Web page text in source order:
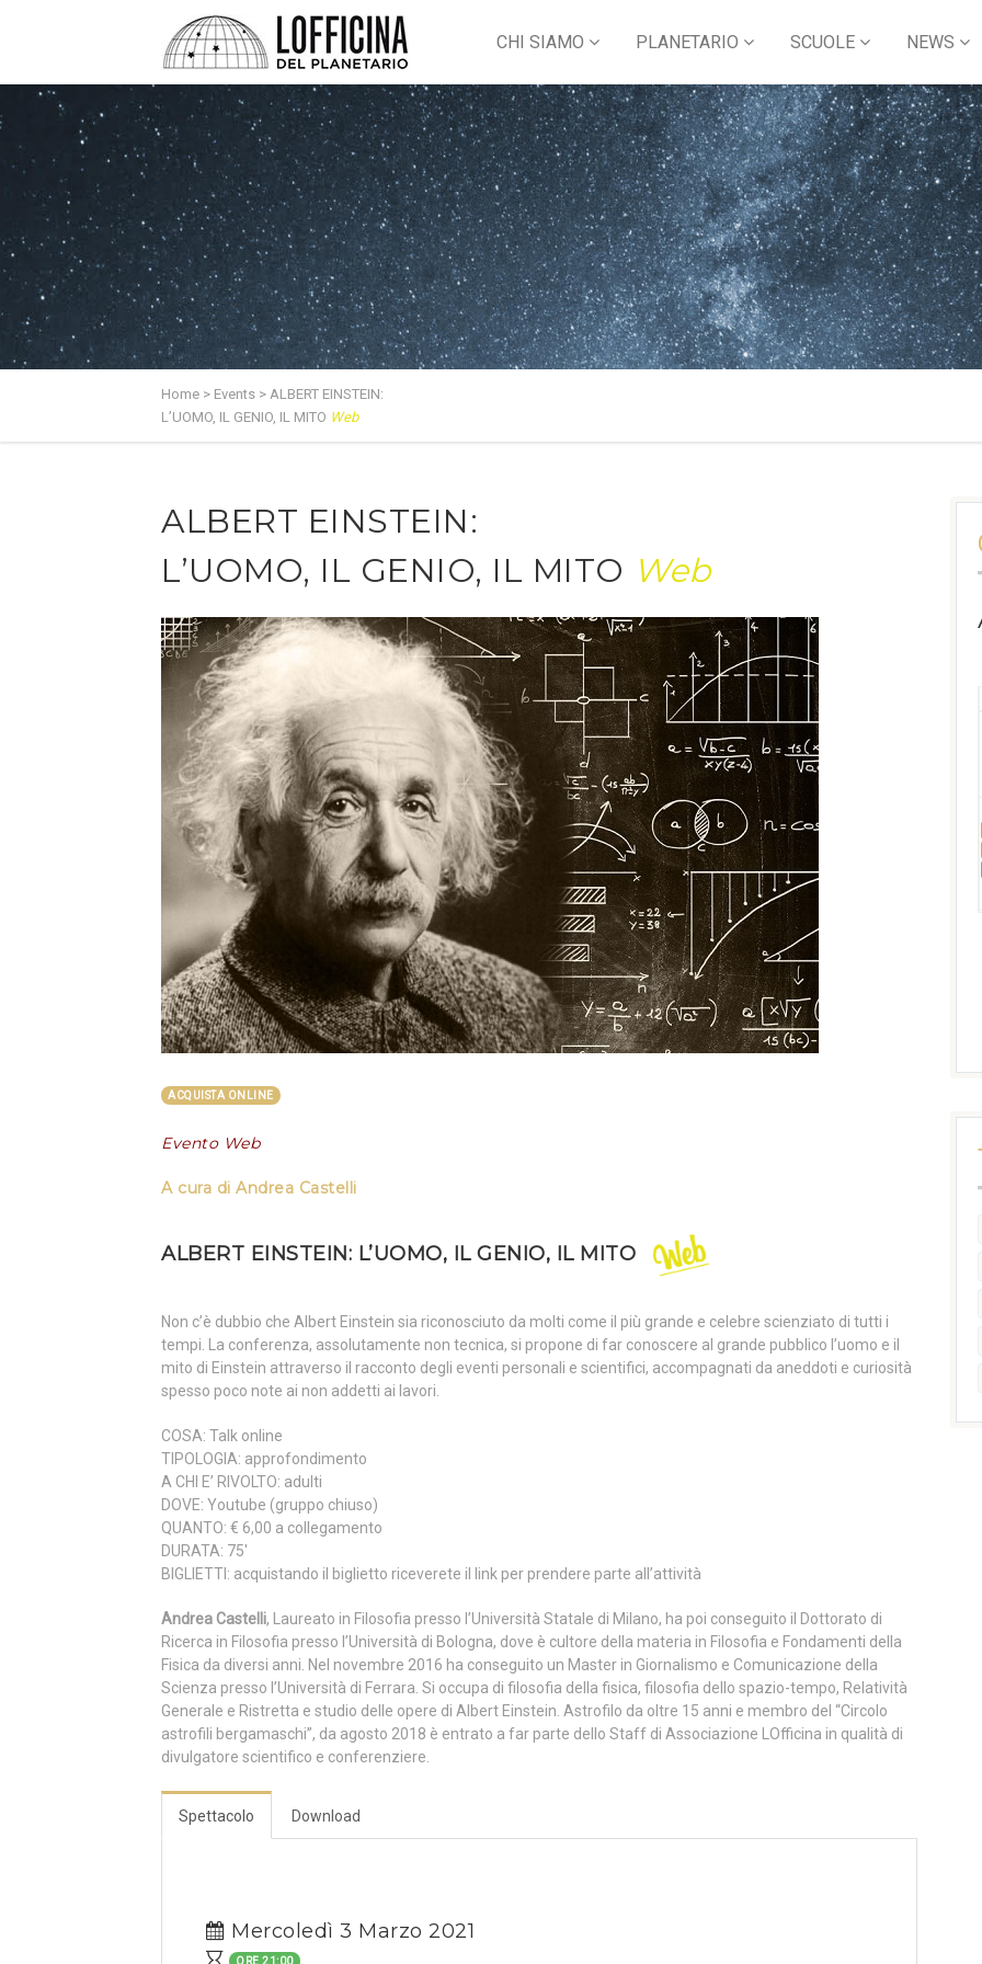
CHI SIAMO PLANETARIO SCUOLE NEWS
Home > Events > ALBERT EINSTEIN:
L’UOMO, IL GENIO, IL MITO Web
ALBERT EINSTEIN:
L’UOMO, IL GENIO, IL MITO Web
ACQUISTA ONLINE
Evento Web
A cura di Andrea Castelli
ALBERT EINSTEIN: L’UOMO, IL GENIO, IL MITO
Non c’è dubbio che Albert Einstein sia riconosciuto da molti come il più grande e celebre scienziato di tutti i
tempi. La conferenza, assolutamente non tecnica, si propone di far conoscere al grande pubblico l’uomo e il
mito di Einstein attraverso il racconto degli eventi personali e scientifici, accompagnati da aneddoti e curiosità
spesso poco note ai non addetti ai lavori.
COSA: Talk online
TIPOLOGIA: approfondimento
A CHI E’ RIVOLTO: adulti
DOVE: Youtube (gruppo chiuso)
QUANTO: € 6,00 a collegamento
DURATA: 75′
BIGLIETTI: acquistando il biglietto riceverete il link per prendere parte all’attività
Andrea Castelli, Laureato in Filosofia presso l’Università Statale di Milano, ha poi conseguito il Dottorato di
Ricerca in Filosofia presso l’Università di Bologna, dove è cultore della materia in Filosofia e Fondamenti della
Fisica da diversi anni. Nel novembre 2016 ha conseguito un Master in Giornalismo e Comunicazione della
Scienza presso l’Università di Ferrara. Si occupa di filosofia della fisica, filosofia dello spazio-tempo, Relatività
Generale e Ristretta e studio delle opere di Albert Einstein. Astrofilo da oltre 15 anni e membro del “Circolo
astrofili bergamaschi”, da agosto 2018 è entrato a far parte dello Staff di Associazione LOfficina in qualità di
divulgatore scientifico e conferenziere.
Spettacolo Download
Mercoledì 3 Marzo 2021
ORE 21:00